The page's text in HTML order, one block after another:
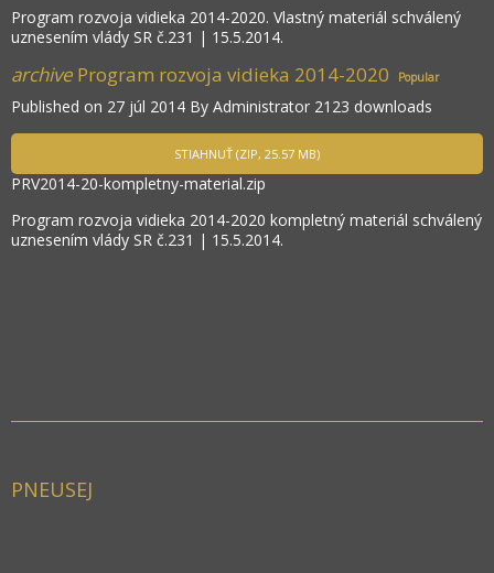
Program rozvoja vidieka 2014-2020. Vlastný materiál schválený
uznesením vlády SR č.231 | 15.5.2014.
archive Program rozvoja vidieka 2014-2020 Popular
Published on 27 júl 2014 By Administrator 2123 downloads
STIAHNUŤ (ZIP, 25.57 MB)
PRV2014-20-kompletny-material.zip
Program rozvoja vidieka 2014-2020 kompletný materiál schválený
uznesením vlády SR č.231 | 15.5.2014.
PNEUSEJ